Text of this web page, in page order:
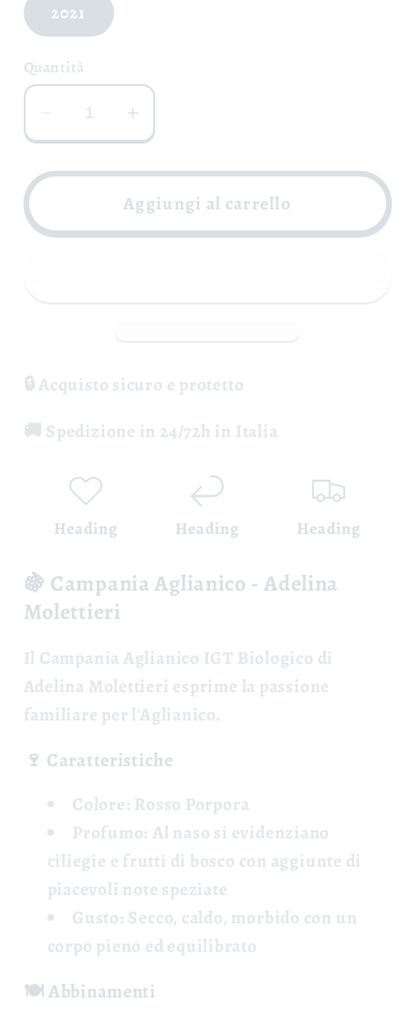
2021
Quantità
Diminuisci
quantità
per
Campania
Aglianico
Aumenta
quantità
per
Campania
Aggiungi al carrello
🔒 Acquisto sicuro e protetto
🚚 Spedizione in 24/72h in Italia
Heading Heading Heading
🍇 Campania Aglianico - Adelina
Molettieri
Il Campania Aglianico IGT Biologico di
Adelina Molettieri esprime la passione
familiare per l'Aglianico.
🍷 Caratteristiche
Colore: Rosso Porpora
Profumo: Al naso si evidenziano
ciliegie e frutti di bosco con aggiunte di
piacevoli note speziate
Gusto: Secco, caldo, morbido con un
corpo pieno ed equilibrato
🍽️ Abbinamenti